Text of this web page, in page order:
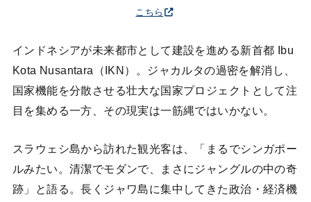
こちら
インドネシアが未来都市として建設を進める新首都 Ibu
Kota Nusantara（IKN）。ジャカルタの過密を解消し、
国家機能を分散させる壮大な国家プロジェクトとして注
目を集める一方、その現実は一筋縄ではいかない。
スラウェシ島から訪れた観光客は、「まるでシンガポー
ルみたい。清潔でモダンで、まさにジャングルの中の奇
跡」と語る。長くジャワ島に集中してきた政治・経済機